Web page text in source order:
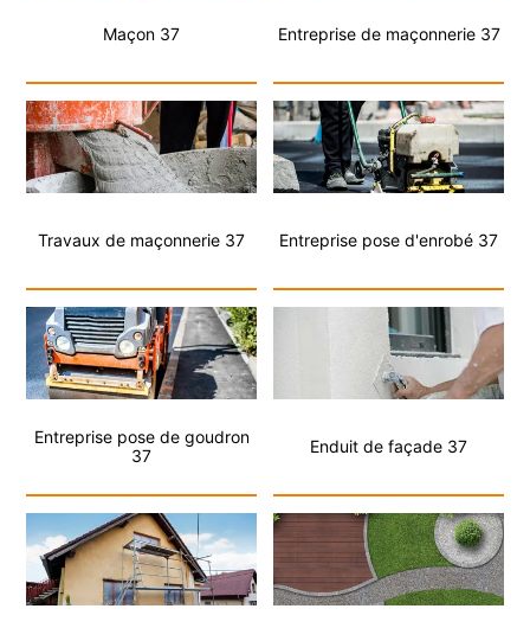
Maçon 37 Entreprise de maçonnerie 37
Travaux de maçonnerie 37 Entreprise pose d'enrobé 37
Entreprise pose de goudron
37
Enduit de façade 37